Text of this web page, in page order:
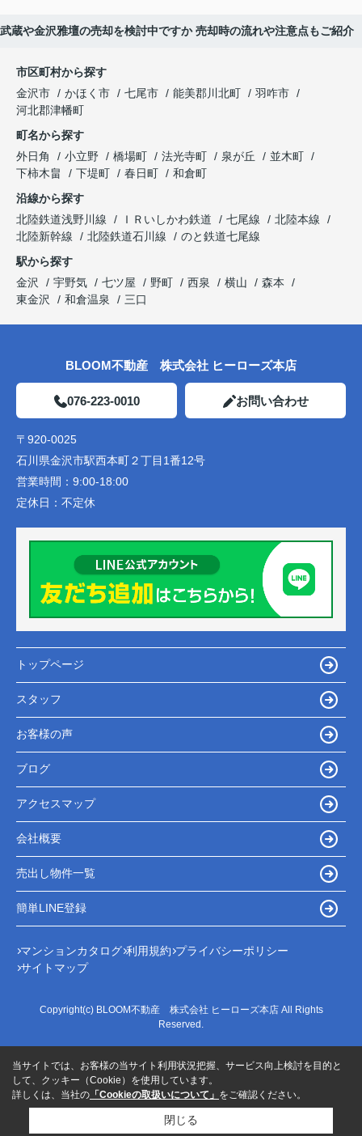
蔵や金沢雅壇の売却を検討中ですか 売却時の流れや注意点もご紹介
市区町村から探す
金沢市
かほく市 七尾市 能美郡川北町
羽咋市
河北郡津幡町
町名から探す
外日角
小立野 橋場町 法光寺町 泉が丘
並木町
下柿木畠
下堤町 春日町
和倉町
沿線から探す
北陸鉄道浅野川線
ＩＲいしかわ鉄道 七尾線
北陸本線
北陸新幹線
北陸鉄道石川線
のと鉄道七尾線
駅から探す
金沢
宇野気 七ツ屋 野町 西泉 横山
森本
東金沢
和倉温泉 三口
BLOOM不動産 株式会社 ヒーローズ本店
076-223-0010 お問い合わせ
〒920-0025
石川県金沢市駅西本町２丁目1番12号
営業時間： 9:00-18:00
定休日： 不定休
トップページ
スタッフ
お客様の声
ブログ
アクセスマップ
会社概要
売出し物件一覧
簡単LINE登録
マンションカタログ 利用規約 プライバシーポリシー
サイトマップ
Copyright(c) BLOOM不動産 株式会社 ヒーローズ本店 All Rights
Reserved.
当サイトでは、お客様の当サイト利用状況把握、サービス向上検討を目的と
して、クッキー（Cookie）を使用しています。
詳しくは、当社の 「Cookieの取扱いについて」 をご確認ください。
閉じる